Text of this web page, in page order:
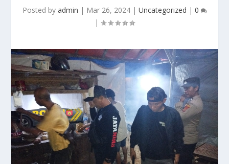
Posted by admin | Mar 26, 2024| Uncategorized | 0
|